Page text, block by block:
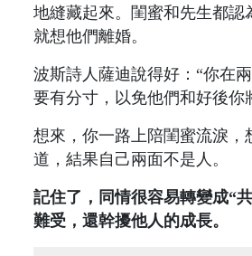
地縫藏起來。閨蜜和先生都認
就想他們離婚。
波斯詩人薩迪說得好：“你在
要有分寸，以免他們和好後你
想來，你一路上陪閨蜜流淚，
道，結果自己兩面不是人。
記住了，同情很容易轉變成“
難受，還幹擾他人的成長。